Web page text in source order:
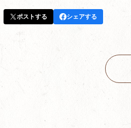
ポストする シェアする